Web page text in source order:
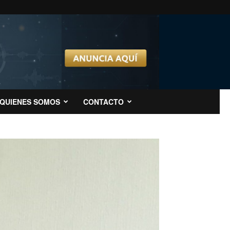
QUIENES SOMOS CONTACTO